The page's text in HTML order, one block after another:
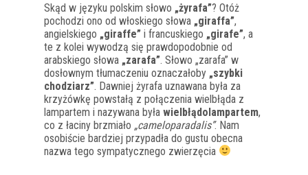
Skąd w języku polskim słowo „żyrafa”? Otóż
pochodzi ono od włoskiego słowa „giraffa”,
angielskiego „giraffe” i francuskiego „girafe”, a
te z kolei wywodzą się prawdopodobnie od
arabskiego słowa „zarafa”. Słowo „zarafa” w
dosłownym tłumaczeniu oznaczałoby „szybki
chodziarz”. Dawniej żyrafa uznawana była za
krzyżówkę powstałą z połączenia wielbłąda z
lampartem i nazywana była wielbłądolampartem,
co z łaciny brzmiało „cameloparadalis”. Nam
osobiście bardziej przypadła do gustu obecna
nazwa tego sympatycznego zwierzęcia